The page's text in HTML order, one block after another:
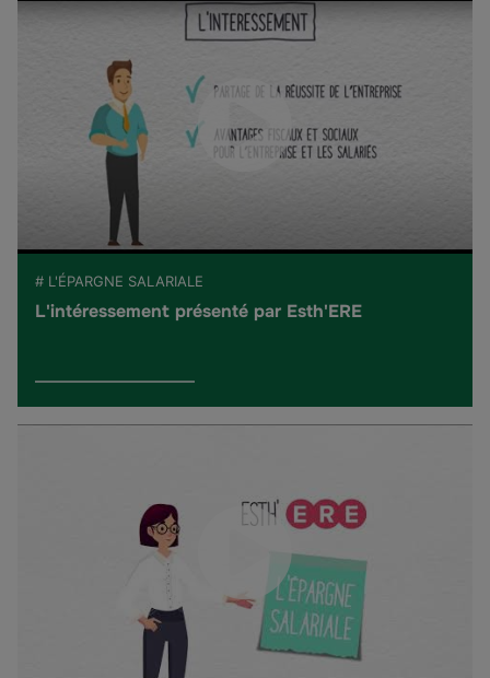
# L'ÉPARGNE SALARIALE
L'intéressement présenté par Esth'ERE